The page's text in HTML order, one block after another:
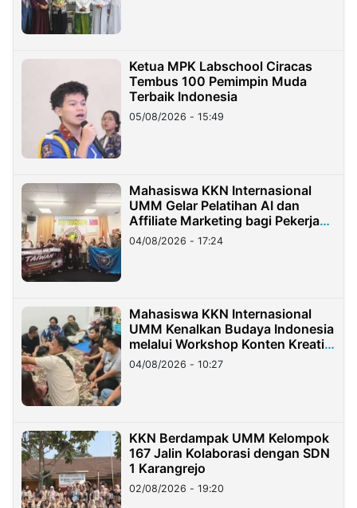
Ketua MPK Labschool Ciracas
Tembus 100 Pemimpin Muda
Terbaik Indonesia
05/08/2026 - 15:49
Mahasiswa KKN Internasional
UMM Gelar Pelatihan AI dan
Affiliate Marketing bagi Pekerja
Migran Indonesia di Taiwan
04/08/2026 - 17:24
Mahasiswa KKN Internasional
UMM Kenalkan Budaya Indonesia
melalui Workshop Konten Kreatif
di Taiwan
04/08/2026 - 10:27
KKN Berdampak UMM Kelompok
167 Jalin Kolaborasi dengan SDN
1 Karangrejo
02/08/2026 - 19:20